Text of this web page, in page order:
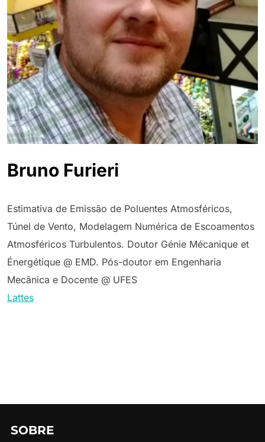
Bruno Furieri
Estimativa de Emissão de Poluentes Atmosféricos,
Túnel de Vento, Modelagem Numérica de Escoamentos
Atmosféricos Turbulentos. Doutor Génie Mécanique et
Énergétique @ EMD. Pós-doutor em Engenharia
Mecânica e Docente @ UFES
Lattes
SOBRE